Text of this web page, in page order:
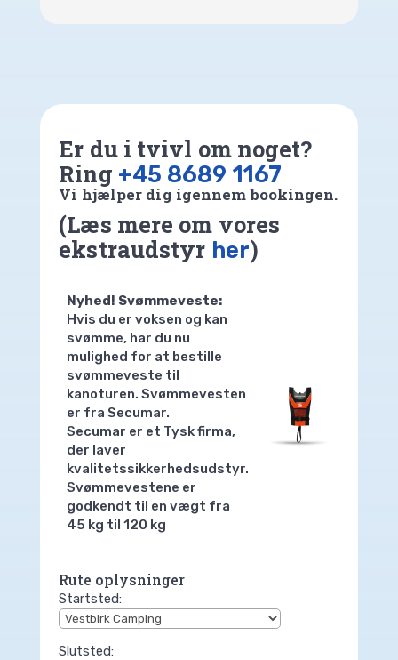
Er du i tvivl om noget?
Ring +45 8689 1167
Vi hjælper dig igennem bookingen.
(Læs mere om vores
ekstraudstyr her)
Nyhed! Svømmeveste:
Hvis du er voksen og kan
svømme, har du nu
mulighed for at bestille
svømmeveste til
kanoturen. Svømmevesten
er fra Secumar.
Secumar er et Tysk firma,
der laver
kvalitetssikkerhedsudstyr.
Svømmevestene er
godkendt til en vægt fra
45 kg til 120 kg
Rute oplysninger
Startsted:
Slutsted: